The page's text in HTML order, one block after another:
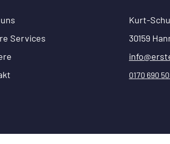
Services
Kurt-
30159
0170 690